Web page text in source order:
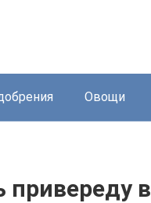
Овощи
привереду в